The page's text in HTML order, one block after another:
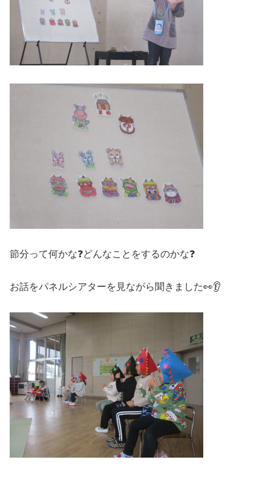
節分って何かな❓どんなことをするのかな❓
お話をパネルシアターを見ながら聞きました👀👂